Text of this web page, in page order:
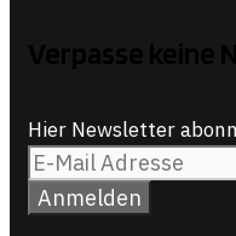
Hier Newsletter